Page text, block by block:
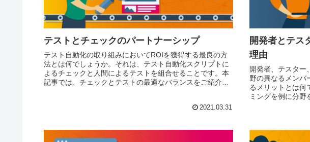
テストとチェックのパートナーシップ
テスト自動化の取り組みにおいてROIを獲得する最良の方
法とは何でしょうか。それは、テスト自動化スクリプトに
よるチェックと人間によるテストを組合せることです。本
記事では、チェックとテストの最適なバランスをご紹介し
2021.03.31
開発者とテス
理由
開発者、テスター
野の異なるメンバ
るメリットとは何
ミングを例に分野